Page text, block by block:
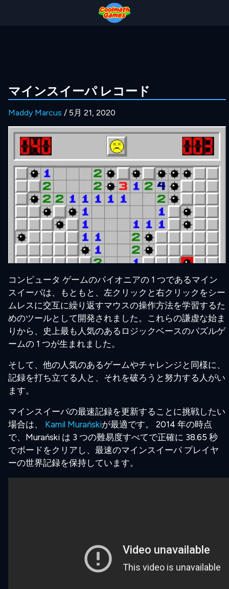
マインスイーパ レコード
Maddy Marcus / 5月 21, 2020
コンピュータ ゲームのパイオニアの 1 つであるマイン
スイーパは、もともと、左クリックと右クリックをシー
ムレスに交互に繰り返すマウスの操作方法を学習するた
めのツールとして開発されました。これらの謙虚な始ま
りから、史上最も人気のあるロジックベースのパズルゲ
ームの 1 つが生まれました。
そして、他の人気のあるゲームやチャレンジと同様に、
記録を打ち立てる人と、それを破ろうと努力する人がい
ます。
マインスイーパの最速記録を更新することに挑戦したい
場合は、 Kamil Murańskiが最適です。 2014 年の時点
で、Murański は 3 つの難易度すべてで正確に 38.65 秒
でボードをクリアし、最速のマインスイーパ プレイヤ
ーの世界記録を保持しています。